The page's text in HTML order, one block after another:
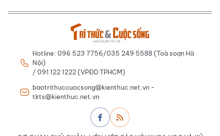
Hotline: 096 523 7756/035 249 5588 (Toà soạn Hà
Nội)
/ 091 122 1222 (VPĐD TPHCM)
baotrithuccuocsong@kienthuc.net.vn -
tkts@kienthuc.net.vn